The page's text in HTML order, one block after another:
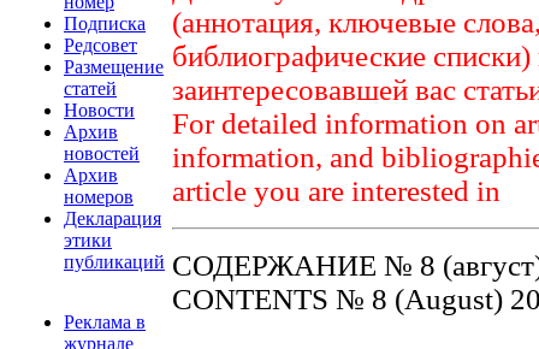
Подписка
Редсовет
Размещение
статей
Новости
Архив
новостей
Архив
номеров
Декларация
этики
публикаций
Реклама в
журнале
(аннотация, ключевые
библиографические
заинтересовавшей вас
For detailed information on
information, and
article you are interested in
СОДЕРЖАНИЕ № 8
CONTENTS № 8 (August)